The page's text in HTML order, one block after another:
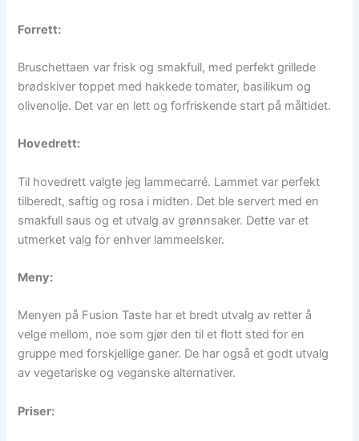
Forrett:
Bruschettaen var frisk og smakfull, med perfekt grillede
brødskiver toppet med hakkede tomater, basilikum og
olivenolje. Det var en lett og forfriskende start på måltidet.
Hovedrett:
Til hovedrett valgte jeg lammecarré. Lammet var perfekt
tilberedt, saftig og rosa i midten. Det ble servert med en
smakfull saus og et utvalg av grønnsaker. Dette var et
utmerket valg for enhver lammeelsker.
Meny:
Menyen på Fusion Taste har et bredt utvalg av retter å
velge mellom, noe som gjør den til et flott sted for en
gruppe med forskjellige ganer. De har også et godt utvalg
av vegetariske og veganske alternativer.
Priser: